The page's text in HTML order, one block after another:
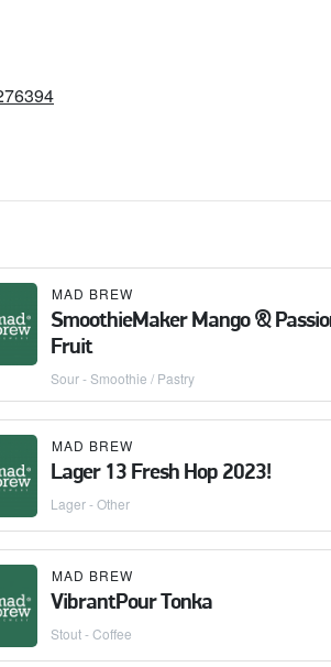
MAD BREW
SmoothieMaker Mango &
Fruit
Sour - Smoothie / Pastry
MAD BREW
Lager 13 Fresh Hop 2023!
Lager - Other
MAD BREW
VibrantPour Tonka
Stout - Coffee